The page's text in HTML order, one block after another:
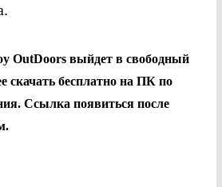
OutDoors выйдет в свободный
скачать бесплатно на ПК по
Ссылка появиться после